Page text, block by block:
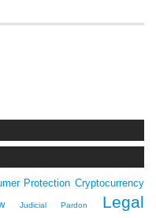
Protection Cryptocurrency
Judicial Pardon
Legal